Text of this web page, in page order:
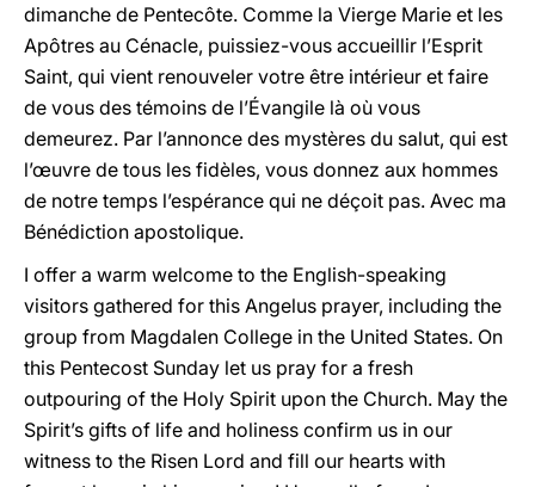
dimanche de Pentecôte. Comme la Vierge Marie et les
Apôtres au Cénacle, puissiez-vous accueillir l’Esprit
Saint, qui vient renouveler votre être intérieur et faire
de vous des témoins de l’Évangile là où vous
demeurez. Par l’annonce des mystères du salut, qui est
l’œuvre de tous les fidèles, vous donnez aux hommes
de notre temps l’espérance qui ne déçoit pas. Avec ma
Bénédiction apostolique.
I offer a warm welcome to the English-speaking
visitors gathered for this Angelus prayer, including the
group from Magdalen College in the United States. On
this Pentecost Sunday let us pray for a fresh
outpouring of the Holy Spirit upon the Church. May the
Spirit’s gifts of life and holiness confirm us in our
witness to the Risen Lord and fill our hearts with